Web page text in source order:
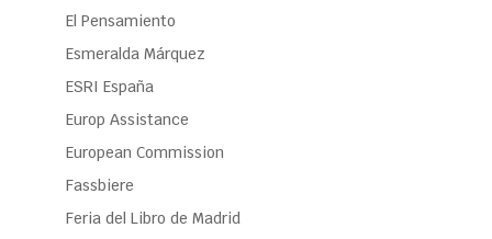
El Pensamiento
Esmeralda Márquez
ESRI España
Europ Assistance
European Commission
Fassbiere
Feria del Libro de Madrid